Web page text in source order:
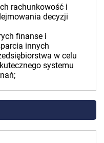
rachunkowość i
decyzji
finanse i
innych
w celu
systemu